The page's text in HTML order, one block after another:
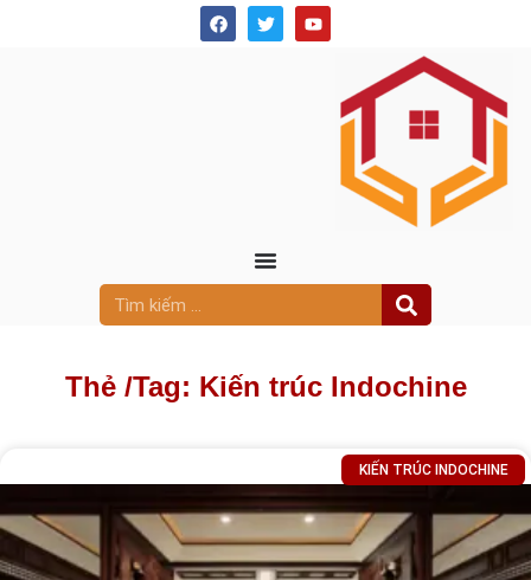
Thẻ /Tag: Kiến trúc Indochine
KIẾN TRÚC INDOCHINE